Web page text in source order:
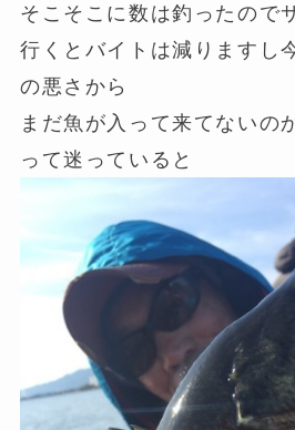
そこそこに数は釣ったので
行くとバイトは減りますし
の悪さから
まだ魚が入って来てないの
って迷っていると